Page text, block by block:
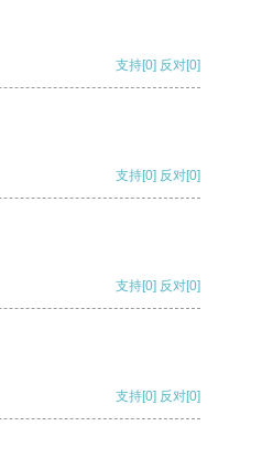
支持[0] 反对[0]
支持[0] 反对[0]
支持[0] 反对[0]
支持[0] 反对[0]